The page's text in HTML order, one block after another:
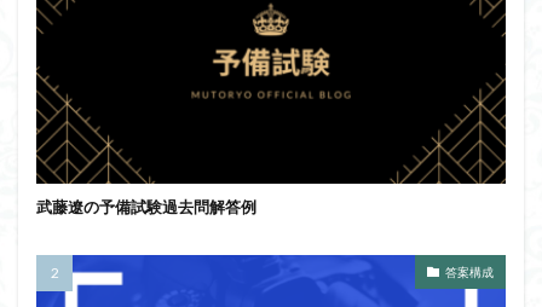
武藤遼の予備試験過去問解答例
答案構成